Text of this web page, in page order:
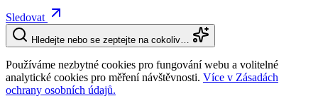
Sledovat
Hledejte nebo se zeptejte na cokoliv…
Používáme nezbytné cookies pro fungování webu a volitelné
analytické cookies pro měření návštěvnosti. Více v Zásadách
ochrany osobních údajů.